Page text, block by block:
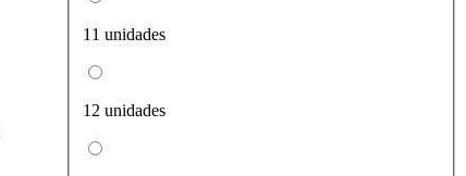
11 unidades
12 unidades